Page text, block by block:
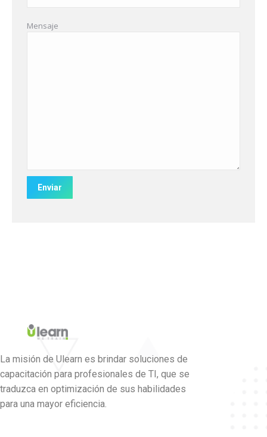
Mensaje
La misión de Ulearn es brindar soluciones de
capacitación para profesionales de TI, que se
traduzca en optimización de sus habilidades
para una mayor eficiencia.